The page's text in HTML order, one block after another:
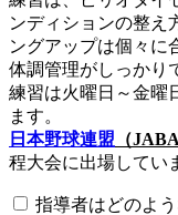
ンディションの整え
ングアップは個々に
体調管理がしっかり
練習は火曜日～金曜
ます。
日本野球連盟 （JABA
程大会に出場してい
指導者はどのよ